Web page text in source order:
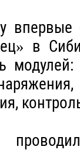
впервые
в
модулей: